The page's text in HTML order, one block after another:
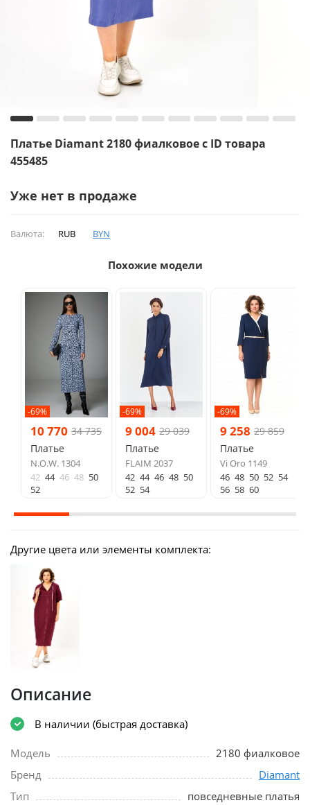
Платье Diamant 2180 фиалковое с ID товара
455485
Уже нет в продаже
Валюта: RUB BYN
Похожие модели
-69%
10 770 34 735
Платье
N.O.W. 1304
42 44 46 48 50
52
-69%
9 004 29 039
Платье
FLAIM 2037
42 44 46 48 50
52 54
-69%
9 258 29 859
Платье
Vi Oro 1149
46 48 50 52 54
56 58 60
Другие цвета или элементы комплекта:
Описание
В наличии (быстрая доставка)
Модель
2180 фиалковое
Бренд
Diamant
Тип
повседневные платья